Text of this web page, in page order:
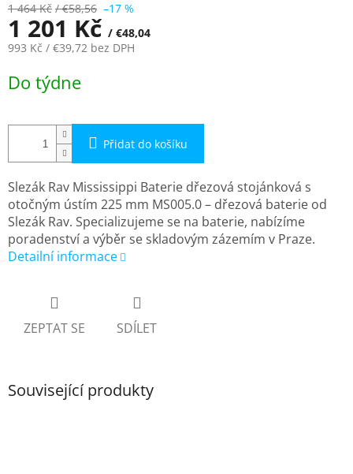
1 464 Kč / €58,56 –17 %
1 201 Kč / €48,04
993 Kč / €39,72 bez DPH
cena:
Do týdne
Přidat do košíku
Slezák Rav Mississippi Baterie dřezová stojánková s
otočným ústím 225 mm MS005.0 – dřezová baterie od
Slezák Rav. Specializujeme se na baterie, nabízíme
poradenství a výběr se skladovým zázemím v Praze.
Detailní informace
ZEPTAT SE SDÍLET
Související produkty